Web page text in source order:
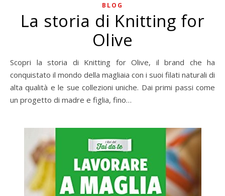
BLOG
La storia di Knitting for
Olive
Scopri la storia di Knitting for Olive, il brand che ha
conquistato il mondo della magliaia con i suoi filati naturali di
alta qualità e le sue collezioni uniche. Dai primi passi come
un progetto di madre e figlia, fino…